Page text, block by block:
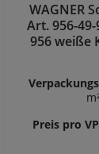
WAGNER
Art. 956-
956 weiße
Preis pro